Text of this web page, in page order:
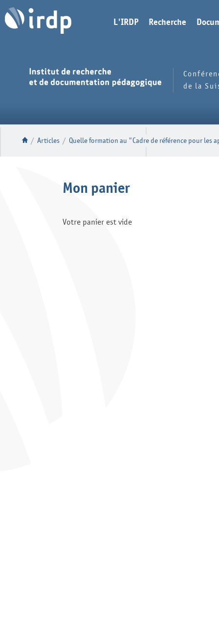
L'IRDP Recherche
de la
/ Articles / Quelle formation au "Cadre de référence pour les
Mon panier
Votre panier est vide